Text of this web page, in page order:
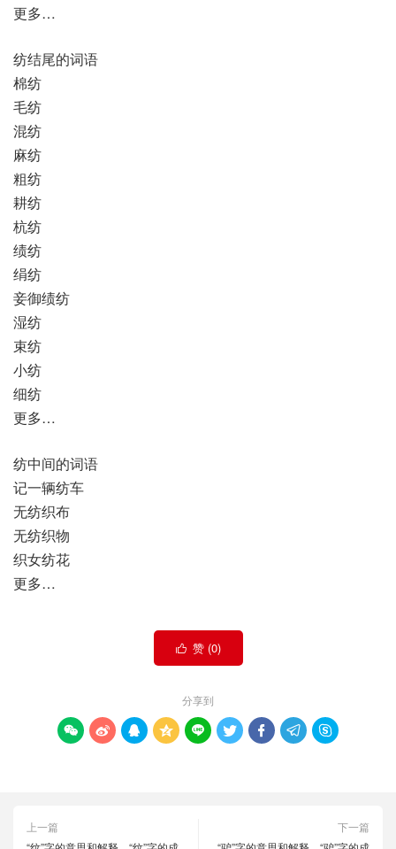
更多…
纺结尾的词语
棉纺
毛纺
混纺
麻纺
粗纺
耕纺
杭纺
绩纺
绢纺
妾御绩纺
湿纺
束纺
小纺
细纺
更多…
纺中间的词语
记一辆纺车
无纺织布
无纺织物
织女纺花
更多…
 赞 (0)
分享到
        
上一篇
下一篇